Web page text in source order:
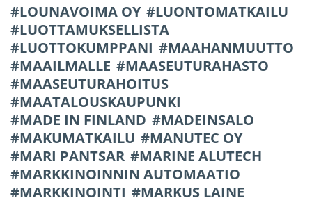
LOUNAVOIMA OY
LUONTOMATKAILU
LUOTTAMUKSELLISTA
LUOTTOKUMPPANI
MAAHANMUUTTO
MAAILMALLE
MAASEUTURAHASTO
MAASEUTURAHOITUS
MAATALOUSKAUPUNKI
MADE IN FINLAND
MADEINSALO
MAKUMATKAILU
MANUTEC OY
MARI PANTSAR
MARINE ALUTECH
MARKKINOINNIN AUTOMAATIO
MARKKINOINTI
MARKUS LAINE